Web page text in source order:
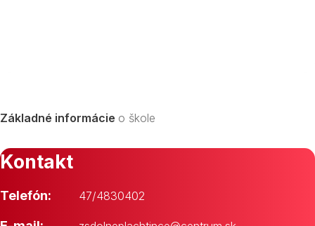
Základné informácie o škole
Kontakt
Telefón: 47/4830402